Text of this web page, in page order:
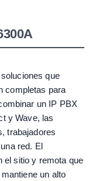
que
completas para
un IP PBX
y Wave, las
trabajadores
red. El
el sitio y remota que
un alto